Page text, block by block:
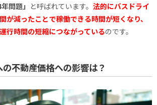
問題」 と呼ばれています。 法的にバスドライ
が減ったことで稼働できる時間が短くなり、
行時間の短縮につながっているのです。
不動産価格への影響は？